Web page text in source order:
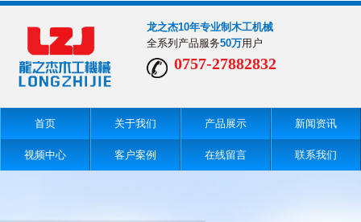
龙之杰10年专业制木工机械
全系列产品服务50万用户
0757-27882832
首页 关于我们 产品展示 新闻资讯
视频中心 客户案例 在线留言 联系我们